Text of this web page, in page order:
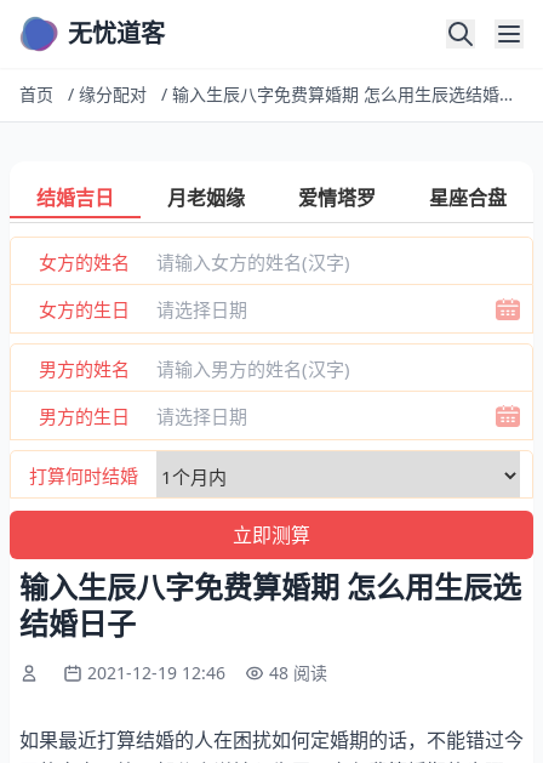
无忧道客
首页 / 缘分配对 / 输入生辰八字免费算婚期 怎么用生辰选结婚日子
结婚吉日 月老姻缘 爱情塔罗 星座合盘
女方的姓名
女方的生日
男方的姓名
男方的生日
打算何时结婚
输入生辰八字免费算婚期 怎么用生辰选
结婚日子
2021-12-19 12:46 48 阅读
如果最近打算结婚的人在困扰如何定婚期的话，不能错过今